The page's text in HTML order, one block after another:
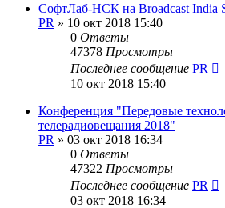
СофтЛаб-НСК на Broadcast India
PR » 10 окт 2018 15:40
0 Ответы
47378 Просмотры
Последнее сообщение PR
10 окт 2018 15:40
Конференция "Передовые
телерадиовещания 2018"
PR » 03 окт 2018 16:34
0 Ответы
47322 Просмотры
Последнее сообщение PR
03 окт 2018 16:34